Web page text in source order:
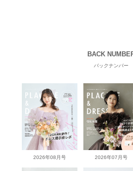
BACK
バックナンバー
2026年08月号 2026年07月号